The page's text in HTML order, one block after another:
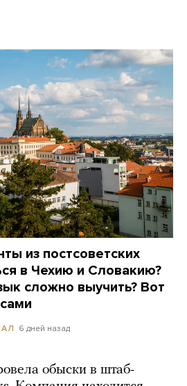
из постсоветских
в Чехию и Словакию?
сложно выучить? Вот
6 дней назад
обыски в штаб-